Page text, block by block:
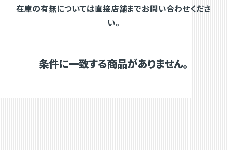
在庫の有無については直接店舗までお問い合わせくださ
い。
条件に一致する商品がありません。